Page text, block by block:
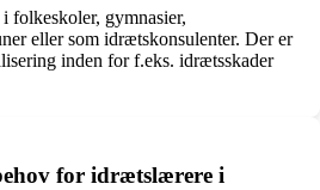
folkeskoler, gymnasier,
eller som idrætskonsulenter. Der er
inden for f.eks. idrætsskader
for idrætslærere i